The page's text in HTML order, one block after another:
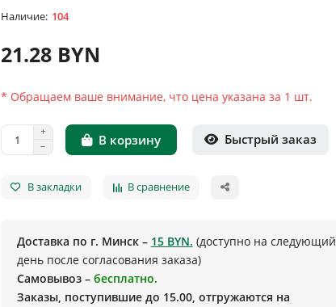
104
21.28 BYN
* Обращаем ваше внимание, что цена указана за 1 шт.
В корзину Быстрый заказ
В закладки В сравнение
Доставка по г. Минск – 15 BYN. (доступно на следующий
день после согласования заказа)
Самовывоз – бесплатно.
Заказы, поступившие до 15.00, отгружаются на